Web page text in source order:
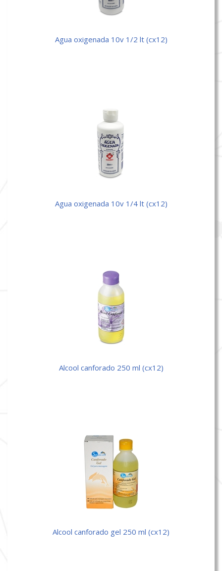
agua oxigenada 10v 1/2 lt (cx12)
agua oxigenada 10v 1/4 lt (cx12)
alcool canforado 250 ml (cx12)
alcool canforado gel 250 ml (cx12)